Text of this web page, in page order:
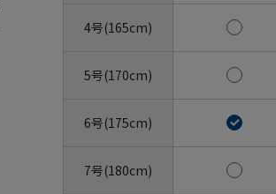
4号(165cm)
5号(170cm)
6号(175cm)
7号(180cm)